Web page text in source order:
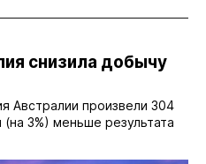
снизила добычу
Австралии произвели 304
3%) меньше результата